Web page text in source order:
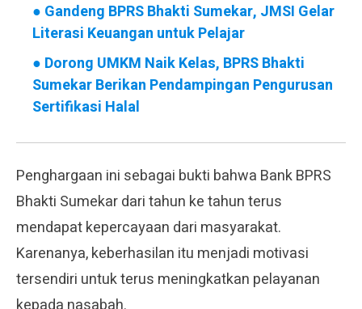
● Gandeng BPRS Bhakti Sumekar, JMSI Gelar
Literasi Keuangan untuk Pelajar
● Dorong UMKM Naik Kelas, BPRS Bhakti
Sumekar Berikan Pendampingan Pengurusan
Sertifikasi Halal
Penghargaan ini sebagai bukti bahwa Bank BPRS
Bhakti Sumekar dari tahun ke tahun terus
mendapat kepercayaan dari masyarakat.
Karenanya, keberhasilan itu menjadi motivasi
tersendiri untuk terus meningkatkan pelayanan